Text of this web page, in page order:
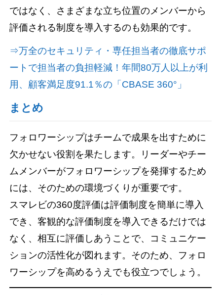
ではなく、さまざまな立ち位置のメンバーから
評価される制度を導入するのも効果的です。
⇒万全のセキュリティ・専任担当者の徹底サポ
ートで担当者の負担軽減！年間80万人以上が利
用、顧客満足度91.1％の「CBASE 360°」
まとめ
フォロワーシップはチームで成果を出すために
欠かせない役割を果たします。リーダーやチー
ムメンバーがフォロワーシップを発揮するため
には、そのための環境づくりが重要です。
スマレビの360度評価は評価制度を簡単に導入
でき、客観的な評価制度を導入できるだけでは
なく、相互に評価しあうことで、コミュニケー
ションの活性化が図れます。そのため、フォロ
ワーシップを高めるうえでも役立つでしょう。